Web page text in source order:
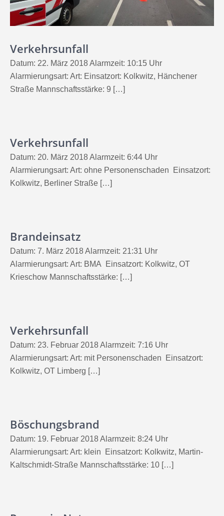
Verkehrsunfall
Datum: 22. März 2018 Alarmzeit: 10:15 Uhr
Alarmierungsart: Art: Einsatzort: Kolkwitz, Hänchener
Straße Mannschaftsstärke: 9 […]
Verkehrsunfall
Datum: 20. März 2018 Alarmzeit: 6:44 Uhr
Alarmierungsart: Art: ohne Personenschaden Einsatzort:
Kolkwitz, Berliner Straße […]
Brandeinsatz
Datum: 7. März 2018 Alarmzeit: 21:31 Uhr
Alarmierungsart: Art: BMA Einsatzort: Kolkwitz, OT
Krieschow Mannschaftsstärke: […]
Verkehrsunfall
Datum: 23. Februar 2018 Alarmzeit: 7:16 Uhr
Alarmierungsart: Art: mit Personenschaden Einsatzort:
Kolkwitz, OT Limberg […]
Böschungsbrand
Datum: 19. Februar 2018 Alarmzeit: 8:24 Uhr
Alarmierungsart: Art: klein Einsatzort: Kolkwitz, Martin-
Kaltschmidt-Straße Mannschaftsstärke: 10 […]